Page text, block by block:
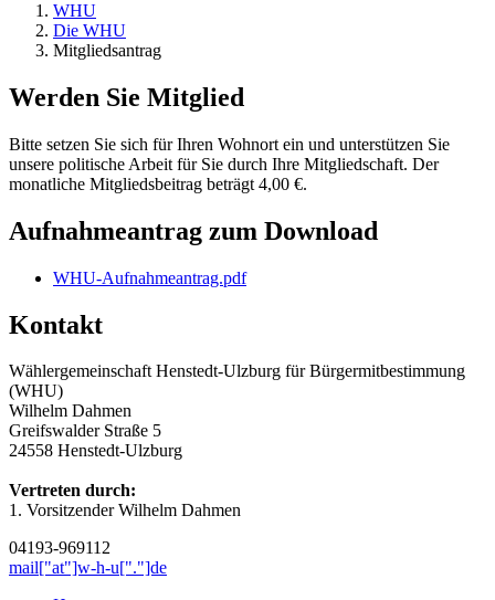
WHU
Die WHU
Mitgliedsantrag
Werden Sie Mitglied
Bitte setzen Sie sich für Ihren Wohnort ein und unterstützen Sie
unsere politische Arbeit für Sie durch Ihre Mitgliedschaft. Der
monatliche Mitgliedsbeitrag beträgt 4,00 €.
Aufnahmeantrag zum Download
WHU-Aufnahmeantrag.pdf
Kontakt
Wählergemeinschaft Henstedt-Ulzburg für Bürgermitbestimmung
(WHU)
Wilhelm Dahmen
Greifswalder Straße 5
24558 Henstedt-Ulzburg
Vertreten durch:
1. Vorsitzender Wilhelm Dahmen
04193-969112
mail["at"]w-h-u["."]de